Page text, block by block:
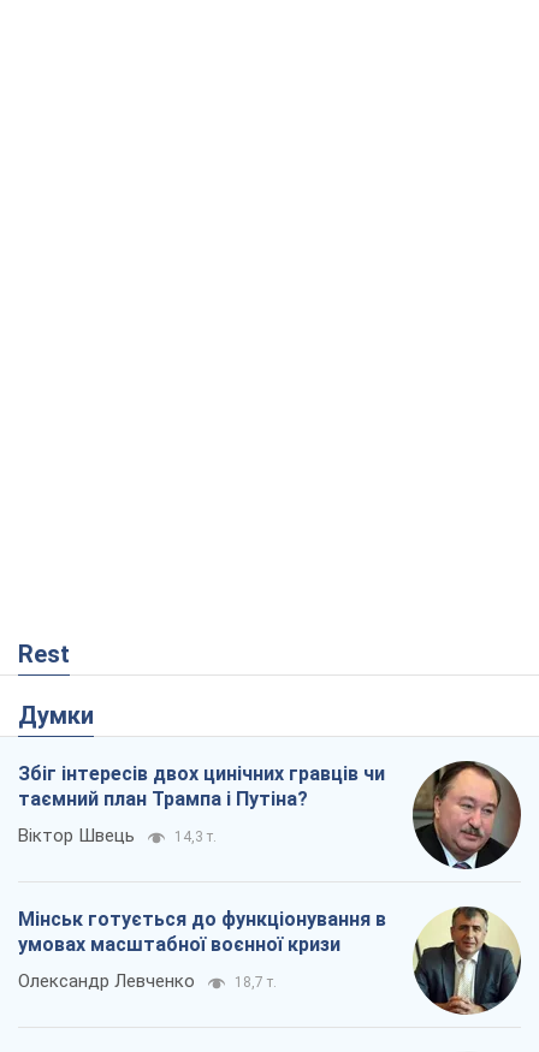
Rest
Думки
Збіг інтересів двох цинічних гравців чи
таємний план Трампа і Путіна?
Віктор Швець 14,3 т.
Мінськ готується до функціонування в
умовах масштабної воєнної кризи
Олександр Левченко 18,7 т.